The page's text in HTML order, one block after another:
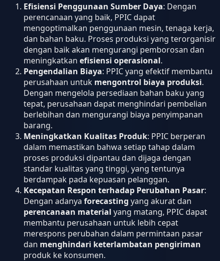
Efisiensi Penggunaan Sumber Daya: Dengan
perencanaan yang baik, PPIC dapat
mengoptimalkan penggunaan mesin, tenaga kerja,
dan bahan baku. Proses produksi yang terorganisir
dengan baik akan mengurangi pemborosan dan
meningkatkan efisiensi operasional.
Pengendalian Biaya: PPIC yang efektif membantu
perusahaan untuk mengontrol biaya produksi.
Dengan mengelola persediaan bahan baku yang
tepat, perusahaan dapat menghindari pembelian
berlebihan dan mengurangi biaya penyimpanan
barang.
Meningkatkan Kualitas Produk: PPIC berperan
dalam memastikan bahwa setiap tahap dalam
proses produksi dipantau dan dijaga dengan
standar kualitas yang tinggi, yang tentunya
berdampak pada kepuasan pelanggan.
Kecepatan Respon terhadap Perubahan Pasar:
Dengan adanya forecasting yang akurat dan
perencanaan material yang matang, PPIC dapat
membantu perusahaan untuk lebih cepat
merespons perubahan dalam permintaan pasar
dan menghindari keterlambatan pengiriman
produk ke konsumen.